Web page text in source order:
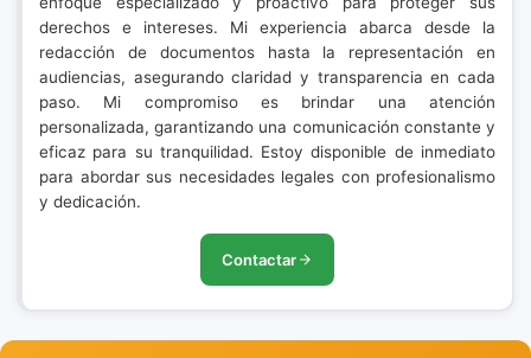
derechos e intereses. Mi experiencia abarca desde la
redacción de documentos hasta la representación en
audiencias, asegurando claridad y transparencia en cada
paso. Mi compromiso es brindar una atención
personalizada, garantizando una comunicación constante y
eficaz para su tranquilidad. Estoy disponible de inmediato
para abordar sus necesidades legales con profesionalismo
y dedicación.
Contactar